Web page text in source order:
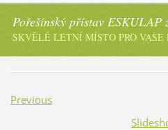
Pořešínský přístav ESKULAP
SKVĚLÉ LETNÍ MÍSTO PRO VAŠE
Previous